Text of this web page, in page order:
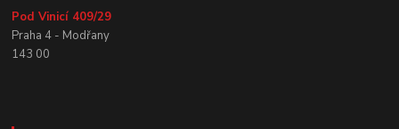
Pod Vinicí 409/29
Praha 4 - Modřany
143 00